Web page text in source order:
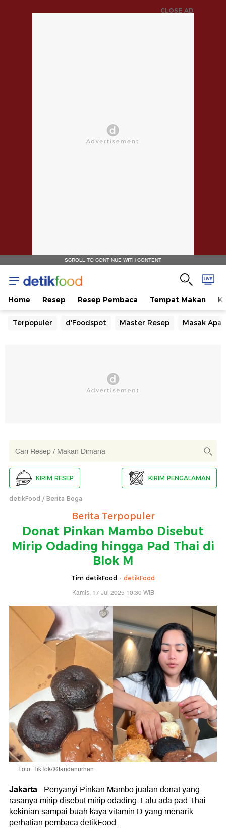
CLOSE AD
SCROLL TO CONTINUE WITH CONTENT
Home Resep Resep Pembaca Tempat Makan
Terpopuler d'Foodspot Master Resep Masak Apa
KIRIM RESEP KIRIM PENGALAMAN
detikFood Berita Boga
Berita Terpopuler
Donat Pinkan Mambo Disebut
Mirip Odading hingga Pad Thai di
Blok M
Tim detikFood - detikFood
Kamis, 17 Jul 2025 10:30 WIB
Foto: TikTok/@faridanurhan
Jakarta-Penyanyi Pinkan Mambo jualan donat yang
rasanya mirip disebut mirip odading. Lalu ada pad Thai
kekinian sampai buah kaya vitamin D yang menarik
perhatian pembaca detikFood.